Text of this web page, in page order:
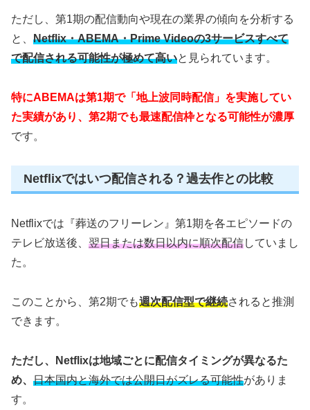
ただし、第1期の配信動向や現在の業界の傾向を分析する
と、 Netflix・ABEMA・Prime Videoの3サービスすべて
で配信される可能性が極めて高いと見られています。
特にABEMAは第1期で「地上波同時配信」を実施してい
た実績があり、第2期でも最速配信枠となる可能性が濃厚
です。
Netflixではいつ配信される？過去作との比較
Netflixでは『葬送のフリーレン』第1期を各エピソードの
テレビ放送後、 翌日または数日以内に順次配信していまし
た。
このことから、第2期でも週次配信型で継続されると推測
できます。
ただし、Netflixは地域ごとに配信タイミングが異なるた
め、 日本国内と海外では公開日がズレる可能性がありま
す。